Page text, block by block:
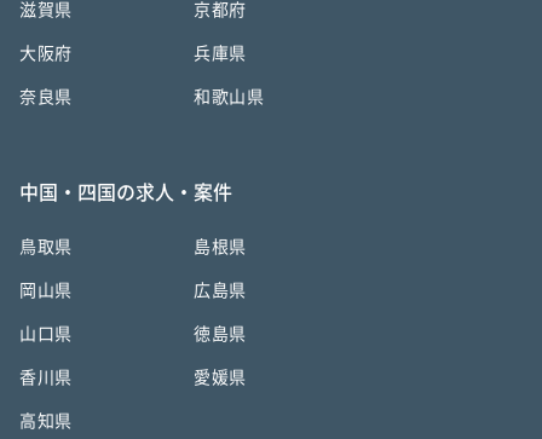
滋賀県 京都府
大阪府 兵庫県
奈良県 和歌山県
中国・四国の求人・案件
鳥取県 島根県
岡山県 広島県
山口県 徳島県
香川県 愛媛県
高知県